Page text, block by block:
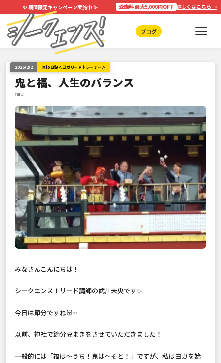
✨期間限定キャンペーン実施中✨ 受講料 最大5,000円OFF 詳しくはこちら →
ブログ
2025/2/2 Mio日記＜ヨガリードトレーナー＞
鬼と福、人生のバランス
#ヨガ
みなさんこんにちは！
シークエンス！リード講師の武川未央です✨
今日は節分ですね👹✨
以前、神社で節分豆まきをさせていただきました！
一般的には「福は〜うち！鬼は〜そと！」ですが、私はヨガを始